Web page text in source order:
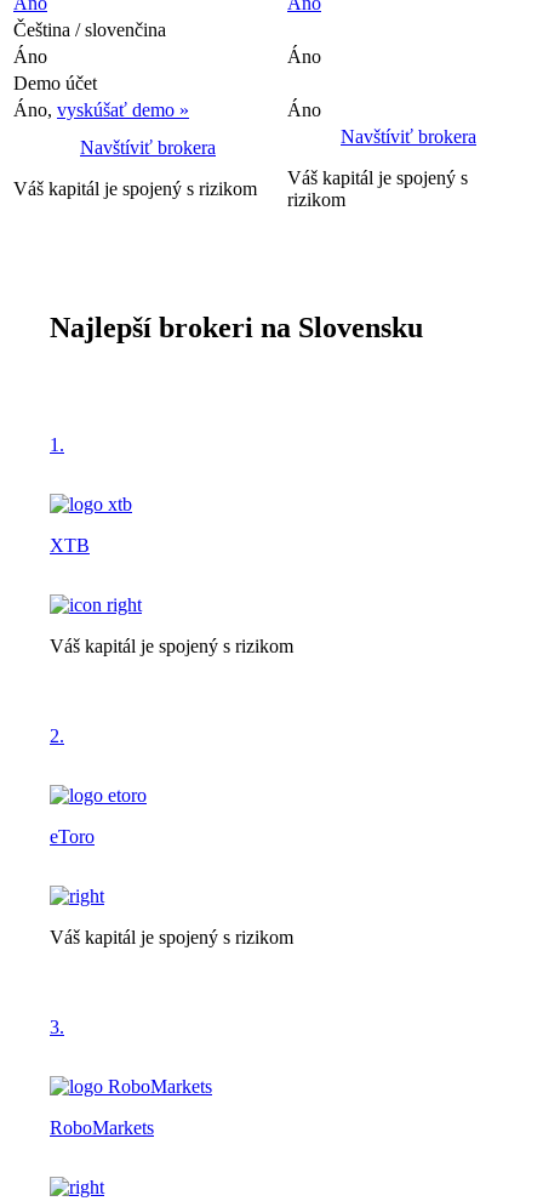
Čeština / slovenčina
Áno
Áno
Demo účet
Áno, vyskúšať demo »
Áno
Navštíviť brokera
Váš kapitál je spojený s rizikom
Navštíviť brokera
Váš kapitál je spojený s
rizikom
Najlepší brokeri na Slovensku
1.
XTB
Váš kapitál je spojený s rizikom
2.
eToro
Váš kapitál je spojený s rizikom
3.
RoboMarkets